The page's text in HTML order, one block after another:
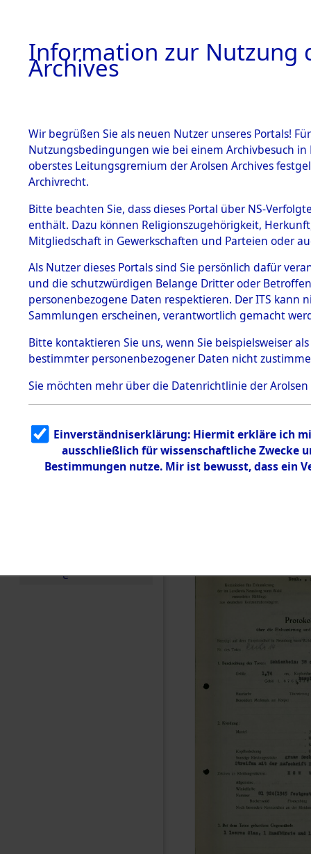
BESTÄNDE
1.
mente
5. Verschiedenes
5.3
Todesmärsche
5.3.1 Alliierte
Erhebungen
zu
Todesmärsch
en
5.3.2
g
5.3.3
Todesmärsch
e
Landkreis
und
Information zur Nutzung
Archives
Wir begrüßen Sie als neuen Nutzer unseres Portals!
Nutzungsbedingungen wie bei einem Archivbesuch
oberstes Leitungsgremium der Arolsen Archives
Archivrecht.
Bitte beachten Sie, dass dieses Portal über NS-
enthält. Dazu können Religionszugehörigkeit,
Mitgliedschaft in Gewerkschaften und Parteien oder
Als Nutzer dieses Portals sind Sie persönlich dafür
und die schutzwürdigen Belange Dritter oder
personenbezogene Daten respektieren. Der ITS
Sammlungen erscheinen, verantwortlich gemacht
Bitte kontaktieren Sie uns, wenn Sie beispielsweiser
bestimmter personenbezogener Daten nicht
Sie möchten mehr über die Datenrichtlinie der Arolsen
Einverständniserklärung: Hiermit erkläre ich
ausschließlich für wissenschaftliche Zwecke
Bestimmungen nutze. Mir ist bewusst, dass ein